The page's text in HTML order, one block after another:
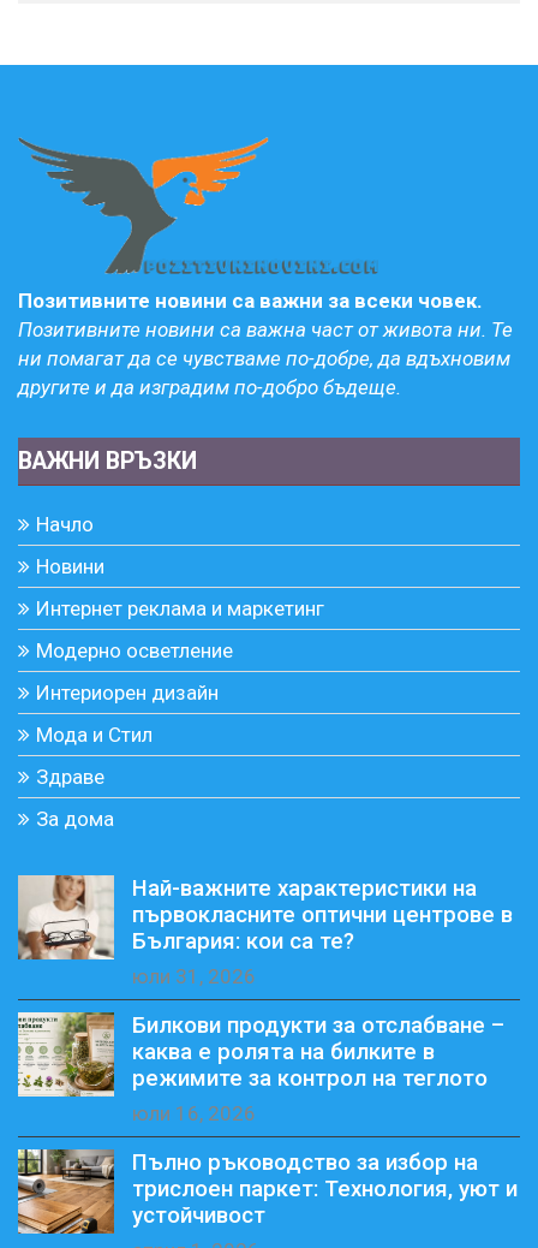
Позитивните новини са важни за всеки човек.
Позитивните новини са важна част от живота ни. Те
ни помагат да се чувстваме по-добре, да вдъхновим
другите и да изградим по-добро бъдеще.
ВАЖНИ ВРЪЗКИ
Начло
Новини
Интернет реклама и маркетинг
Модерно осветление
Интериорен дизайн
Мода и Стил
Здраве
За дома
Най-важните характеристики на
първокласните оптични центрове в
България: кои са те?
юли 31, 2026
Билкови продукти за отслабване –
каква е ролята на билките в
режимите за контрол на теглото
юли 16, 2026
Пълно ръководство за избор на
трислоен паркет: Технология, уют и
устойчивост